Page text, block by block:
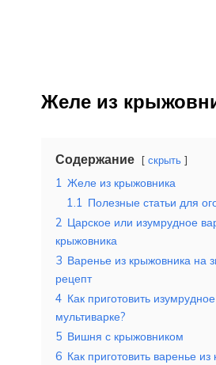
Желе из
Содержание скрыть
1 Желе из крыжовника
1.1 Полезные статьи для
2 Царское или изумрудное
крыжовника
3 Варенье из крыжовника на
рецепт
4 Как приготовить
мультиварке?
5 Вишня с крыжовником
6 Как приготовить варенье